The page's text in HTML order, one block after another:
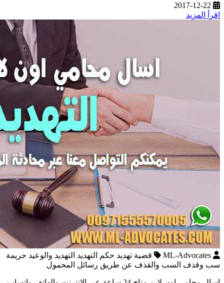
2017-12-22
اقرأ المزيد
ML-Advocates
قضية تهديد حكم التهديد التهديد والوعيد جريمة
سب وقذف السب والقذف عن طريق رسائل المحمول